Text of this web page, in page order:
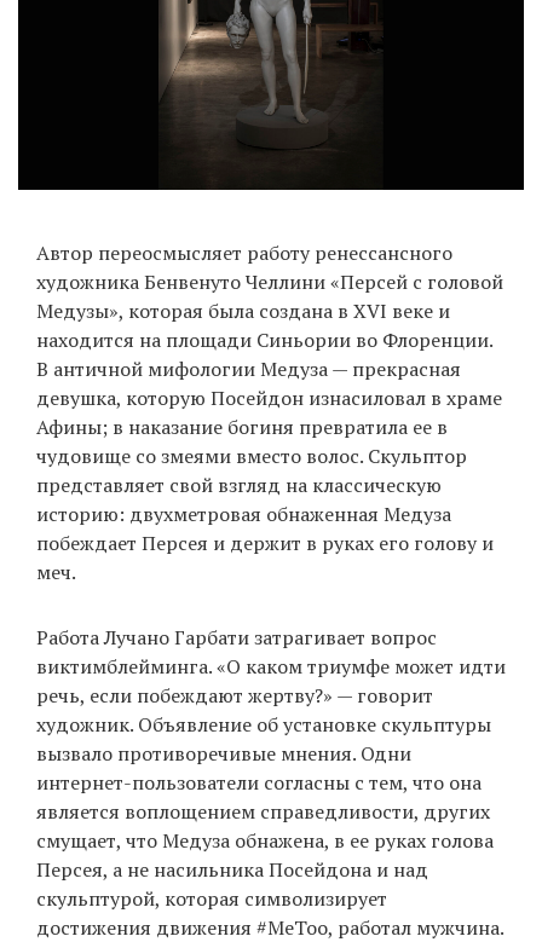
Автор переосмысляет работу ренессансного
художника Бенвенуто Челлини «Персей с головой
Медузы», которая была создана в XVI веке и
находится на площади Синьории во Флоренции.
В античной мифологии Медуза — прекрасная
девушка, которую Посейдон изнасиловал в храме
Афины; в наказание богиня превратила ее в
чудовище со змеями вместо волос. Скульптор
представляет свой взгляд на классическую
историю: двухметровая обнаженная Медуза
побеждает Персея и держит в руках его голову и
меч.
Работа Лучано Гарбати затрагивает вопрос
виктимблейминга. «О каком триумфе может идти
речь, если побеждают жертву?» — говорит
художник. Объявление об установке скульптуры
вызвало противоречивые мнения. Одни
интернет-пользователи согласны с тем, что она
является воплощением справедливости, других
смущает, что Медуза обнажена, в ее руках голова
Персея, а не насильника Посейдона и над
скульптурой, которая символизирует
достижения движения #MeToo, работал мужчина.